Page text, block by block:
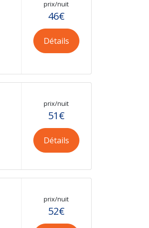
prix/nuit
46€
Détails
prix/nuit
51€
Détails
prix/nuit
52€